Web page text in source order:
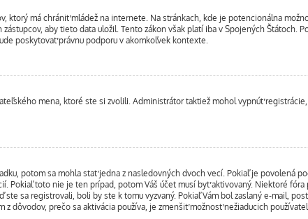
ktorý má chrániť mládež na internete. Na stránkach, kde je potencionálna
aby tieto data uložil. Tento zákon však platí iba v Spojených Štátoch.
poskytovať právnu podporu v akomkoľvek kontexte.
mena, ktoré ste si zvolili. Administrátor taktiež mohol vypnúť
potom sa mohla stať jedna z nasledovných dvoch vecí. Pokiaľ je povolená
Pokiaľ toto nie je ten prípad, potom Váš účet musí byť aktivovaný. Niektoré
sa registrovali, boli by ste k tomu vyzvaný. Pokiaľ Vám bol zaslaný e-mail,
dôvodov, prečo sa aktivácia používa, je zmenšiť možnosť nežiaducich